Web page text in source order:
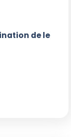
de le